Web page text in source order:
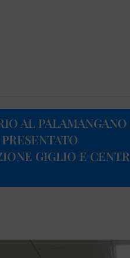
AL
GIGLIO E